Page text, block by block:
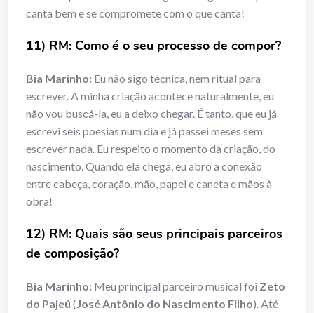
canta bem e se compromete com o que canta!
11) RM: Como é o seu processo de compor?
Bia Marinho: Eu não sigo técnica, nem ritual para
escrever. A minha criação acontece naturalmente, eu
não vou buscá-la, eu a deixo chegar. É tanto, que eu já
escrevi seis poesias num dia e já passei meses sem
escrever nada. Eu respeito o momento da criação, do
nascimento. Quando ela chega, eu abro a conexão
entre cabeça, coração, mão, papel e caneta e mãos à
obra!
12) RM: Quais são seus principais parceiros
de composição?
Bia Marinho: Meu principal parceiro musical foi Zeto
do Pajeú (José Antônio do Nascimento Filho). Até